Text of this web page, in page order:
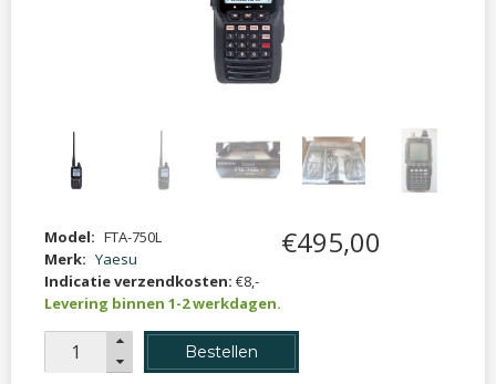
Model: FTA-750L
Merk: Yaesu
Indicatie verzendkosten: €8,-
Levering binnen 1-2 werkdagen.
€495,00
Bestellen